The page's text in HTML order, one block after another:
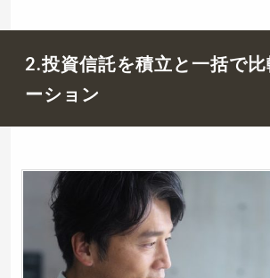
2.投資信託を積立と一括で
ーション